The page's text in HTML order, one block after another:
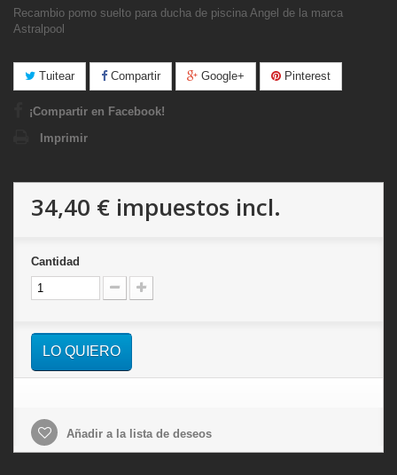
Recambio pomo suelto para ducha de piscina Angel de la marca
Astralpool
Tuitear Compartir Google+ Pinterest
¡Compartir en Facebook!
Imprimir
34,40 € impuestos incl.
Cantidad
LO QUIERO
Añadir a la lista de deseos